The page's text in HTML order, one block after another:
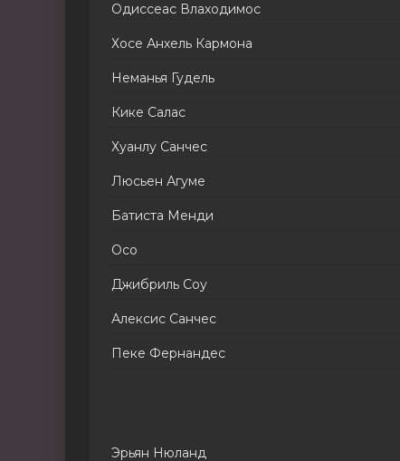
Одиссеас Влаходимос
Хосе Анхель Кармона
Неманья Гудель
Кике Салас
Хуанлу Санчес
Люсьен Агуме
Батиста Менди
Осо
Джибриль Соу
Алексис Санчес
Пеке Фернандес
Эрьян Нюланд